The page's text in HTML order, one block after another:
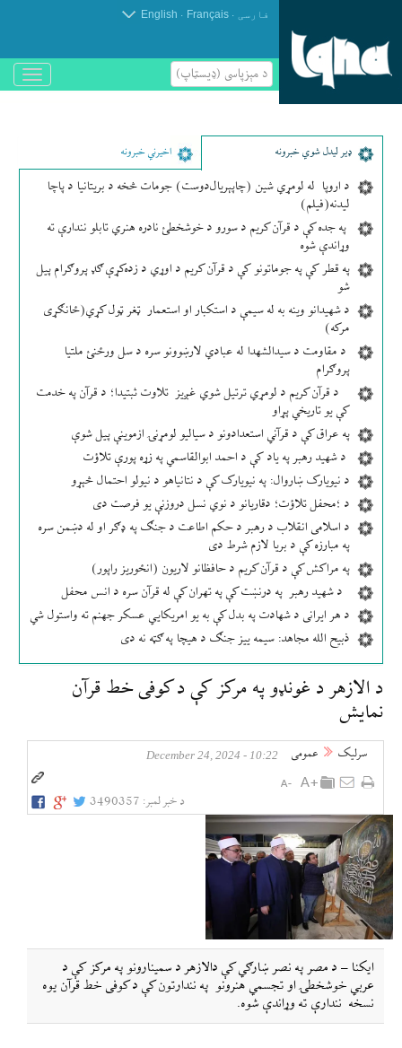
فارسی .
Français
.
English
د مېزپاسى (ډیسټاپ)
باز
و
ډير لیدل شوي خبرونه اخیرني خبرونه
د اروپا له لومړي شین (چاپېریال‌دوست) جومات څخه د بریتانیا د پاچا
لیدنه(فیلم)
په جده کې د قرآن کریم د سورو د خوشخطئ نادره هنري تابلو نندارې ته
وړاندې شوه
په قطر کې په جوماتونو کې د قرآن کریم د اوړي د زده‌کړې ګډ پروګرام پیل
شو
د شهیدانو وینه به له سیمې د استکبار او استعمار ټغر ټول کړي(ځانګړی
مرکه)
د مقاومت د سیدالشهدا له عبادي لارښوونو سره د سل ورځنئ ملتیا
پروګرام
د قرآن کریم د لومړي ترتیل شوي غږیز تلاوت ثبتیدا؛ د قرآن په خدمت
کې یو تاریخي پړاو
په عراق کې د قرآني استعدادونو د سیالیو لومړنۍ ازموینې پیل شوې
د شهید رهبر په یاد کې د احمد ابوالقاسمي په زړه پورې تلاؤت
د نیویارک ښاروال: په نیویارک کې د نتانیاهو د نیولو احتمال څېړو
د ؛محفل تلاؤت؛ دقاریانو د نوي نسل دروزنې یو فرصت دی
د اسلامی انقلاب د رهبر د حکم اطاعت د جنګ په ډګر او له دښمن سره
په مبارزه کې د بریا لازم شرط دی
په مراکش کې د قرآن کریم د حافظانو لاریون (انځوریز راپور)
د شهید رهبر په درنښت کې په تهران کې له قرآن سره د انس محفل
د هر ایرانی د شهادت په بدل کې به یو امریکایي عسکر جهنم ته واستول شي
ذبیح الله مجاهد: سیمه ییز جنګ د هیچا په ګټه نه دی
د الازهر د غونډو په مرکز کې د کوفی خط قرآن
نمایش
سرلیک عمومی 10:22 - December 24, 2024
د خبر لمبر: 3490357
ایکنا – د مصر په نصر ښارګي کې دالازهر د سمینارونو په مرکز کې د
عربي خوشخطۍ او تجسمي هنرونو په نندارتون کې د کوفی خط قرآن یوه
نسخه نندارې ته وړاندې شوه.